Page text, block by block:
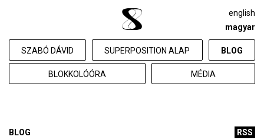
SZABÓ DÁVID SUPERPOSITION ALAP BLOG
BLOKKOLÓÓRA MÉDIA
english
magyar
RSS
BLOG